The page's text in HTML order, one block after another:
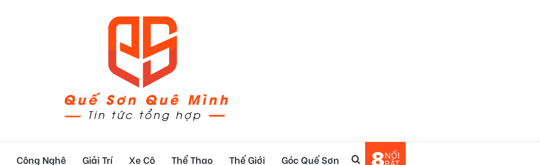
Công Nghệ Giải Trí Xe Cộ Thể Thao Thế Giới Góc Quế Sơn 8NỔI
Tìm